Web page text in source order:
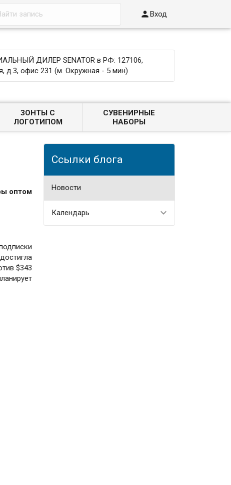
Вход
ДИЛЕР SENATOR в РФ: 127106,
д.3, офис 231 (м. Окружная - 5 мин)
ЗОНТЫ С
ЛОГОТИПОМ
СУВЕНИРНЫЕ
НАБОРЫ
Ссылки блога
Новости
Календарь
оптом
$343